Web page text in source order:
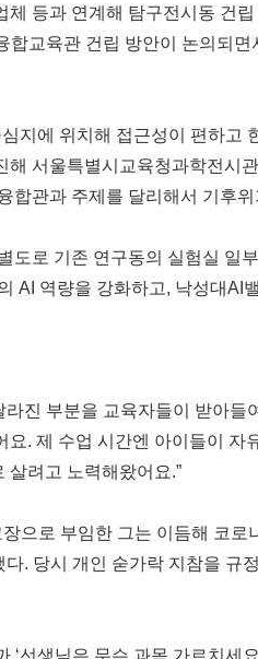
체 등과 연계해 탐구전시동 건
합교육관 건립 방안이 논의되
지에 위치해 접근성이 편하
해 서울특별시교육청과학전시
합관과 주제를 달리해서 기후
도로 기존 연구동의 실험실
AI 역량을 강화하고, 낙성대
진 부분을 교육자들이 받아
요. 제 수업 시간엔 아이들이
살려고 노력해왔어요.”
으로 부임한 그는 이듬해 코
. 당시 개인 숟가락 지참을 규
‘선생님은 무슨 과목 가르치